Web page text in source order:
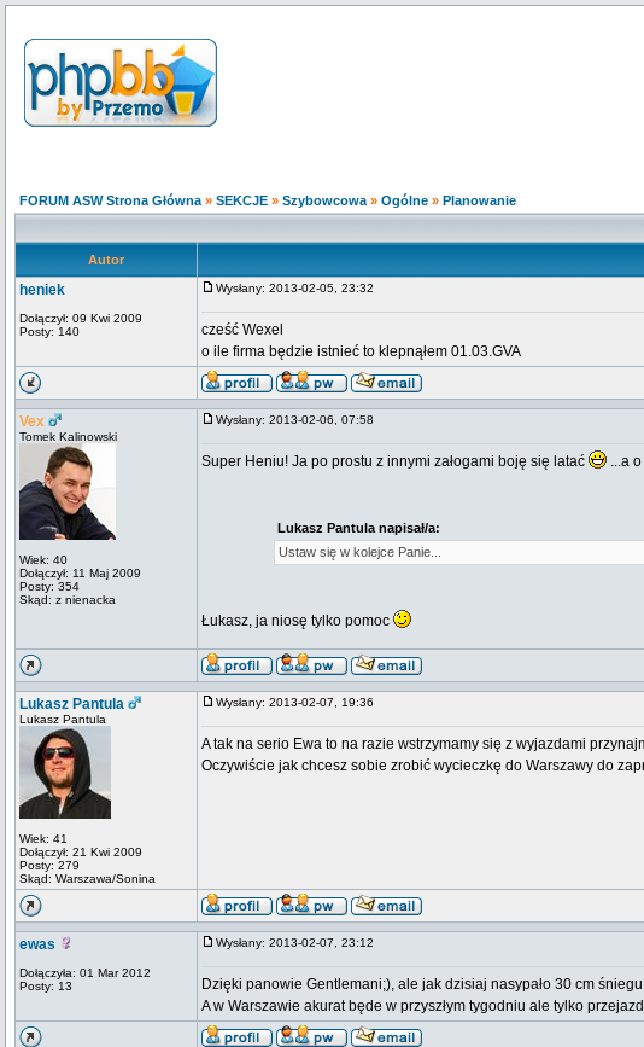
FORUM ASW Strona Główna » SEKCJE » Szybowcowa » Ogólne » Planowanie
Autor
heniek
Dołączył: 09 Kwi 2009
Posty: 140
Wysłany: 2013-02-05, 23:32
cześć Wexel
o ile firma będzie istnieć to klepnąłem 01.03.GVA
Vex
Tomek Kalinowski
Wiek: 40
Dołączył: 11 Maj 2009
Posty: 354
Skąd: z nienacka
Wysłany: 2013-02-06, 07:58
Super Heniu! Ja po prostu z innymi załogami boję się latać ...a
Lukasz Pantula napisał/a:
Ustaw się w kolejce Panie...
Łukasz, ja niosę tylko pomoc
Lukasz Pantula
Lukasz Pantula
Wiek: 41
Dołączył: 21 Kwi 2009
Posty: 279
Skąd: Warszawa/Sonina
Wysłany: 2013-02-07, 19:36
A tak na serio Ewa to na razie wstrzymamy się z wyjazdami
Oczywiście jak chcesz sobie zrobić wycieczkę do Warszawy do
ewas
Dołączyła: 01 Mar 2012
Posty: 13
Wysłany: 2013-02-07, 23:12
Dzięki panowie Gentlemani;), ale jak dzisiaj nasypało 30 cm
A w Warszawie akurat będe w przyszłym tygodniu ale tylko